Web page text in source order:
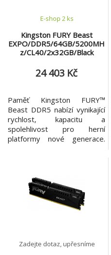
Kingston FURY Beast
EXPO/DDR5/64GB/5200MH
z/CL40/2x32GB/Black
E-shop 2 ks
24 403 Kč
Paměť Kingston FURY™
Beast DDR5 nabízí vynikající
rychlost, kapacitu a
spolehlivost pro herní
platformy nové generace.
zlepšují stabilitu, a dvěma
32bitovým podkanálům pro
zvýšení účinnosti. Kingston
FURY Beast DDR5 nabízí
Zadejte dotaz, upřesníme